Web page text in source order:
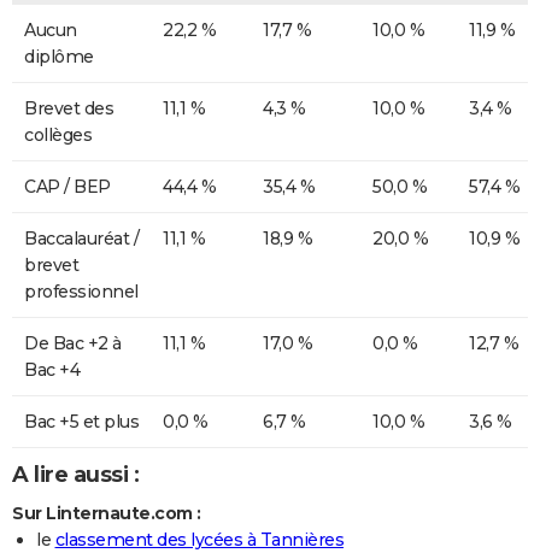
Aucun
diplôme
22,2 % 17,7 % 10,0 % 11,9 %
Brevet des
collèges
11,1 % 4,3 % 10,0 % 3,4 %
CAP / BEP 44,4 % 35,4 % 50,0 % 57,4 %
Baccalauréat /
brevet
professionnel
11,1 % 18,9 % 20,0 % 10,9 %
De Bac +2 à
Bac +4
11,1 % 17,0 % 0,0 % 12,7 %
Bac +5 et plus 0,0 % 6,7 % 10,0 % 3,6 %
A lire aussi :
Sur Linternaute.com :
le classement des lycées à Tannières